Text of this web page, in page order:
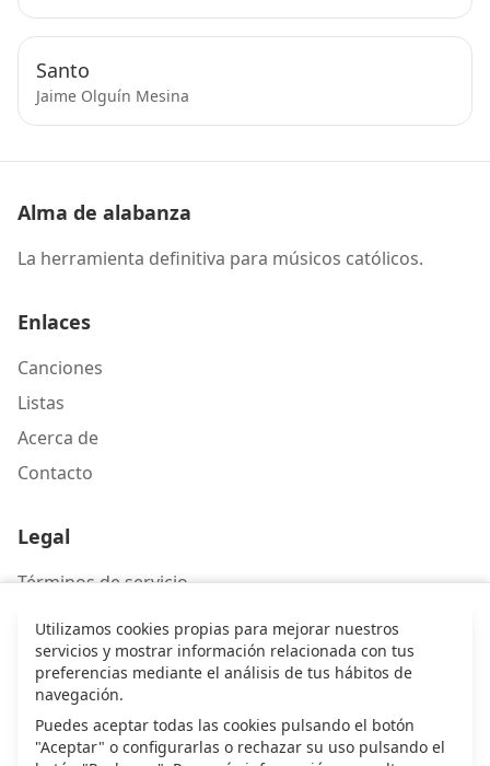
Santo
Jaime Olguín Mesina
Alma de alabanza
La herramienta definitiva para músicos católicos.
Enlaces
Canciones
Listas
Acerca de
Contacto
Legal
Términos de servicio
Política de privacidad
Contacto
Escríbenos
Utilizamos cookies propias para mejorar nuestros
servicios y mostrar información relacionada con tus
preferencias mediante el análisis de tus hábitos de
navegación.
Puedes aceptar todas las cookies pulsando el botón
"Aceptar" o configurarlas o rechazar su uso pulsando el